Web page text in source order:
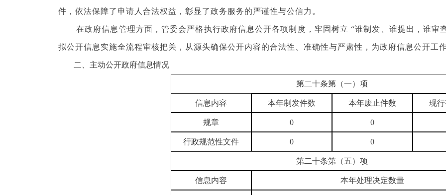
件，依法保障了申请人合法权益，彰显了政务服务的严谨性与公信力。
在政府信息管理方面，管委会严格执行政府信息公开各项制度，牢固树立 “谁制发、谁提出，谁审
拟公开信息实施全流程审核把关，从源头确保公开内容的合法性、准确性与严肃性，为政府信息公开工
二、主动公开政府信息情况
第二十条第（一）项
信息内容 本年制发件数 本年废止件数 现
规章 0 0
行政规范性文件 0 0
第二十条第（五）项
信息内容 本年处理决定数量